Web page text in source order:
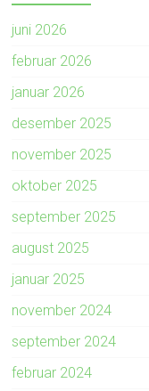
juni 2026
februar 2026
januar 2026
desember 2025
november 2025
oktober 2025
september 2025
august 2025
januar 2025
november 2024
september 2024
februar 2024